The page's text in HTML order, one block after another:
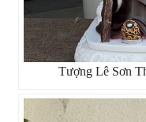
Tượng Lê Sơn